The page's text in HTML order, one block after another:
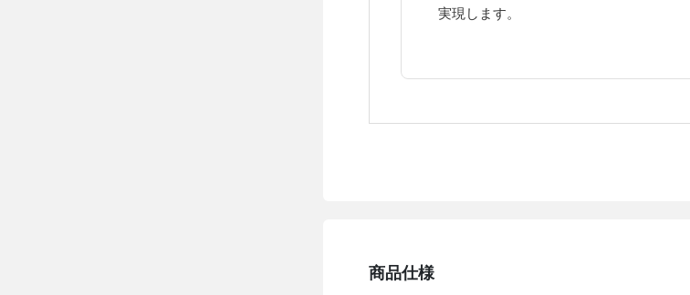
実現します。
商品仕様